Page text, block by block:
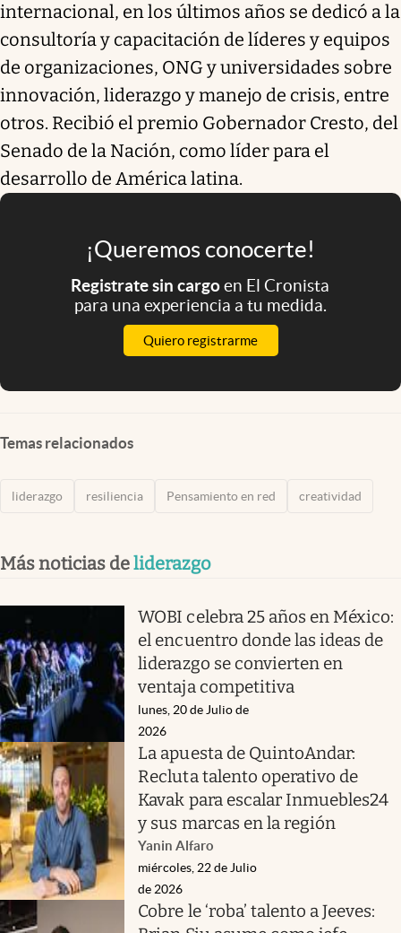
internacional, en los últimos años se dedicó a la
consultoría y capacitación de líderes y equipos
de organizaciones, ONG y universidades sobre
innovación, liderazgo y manejo de crisis, entre
otros. Recibió el premio Gobernador Cresto, del
Senado de la Nación, como líder para el
desarrollo de América latina.
¡Queremos conocerte!
Registrate sin cargoen El Cronista
para una experiencia a tu medida.
Quiero registrarme
Temas relacionados
liderazgo resiliencia Pensamiento en red creatividad
Más noticias deliderazgo
WOBI celebra 25 años en México:
el encuentro donde las ideas de
liderazgo se convierten en
ventaja competitiva
lunes, 20 de Julio de
2026
La apuesta de QuintoAndar:
Recluta talento operativo de
Kavak para escalar Inmuebles24
y sus marcas en la región
Yanin Alfaro
miércoles, 22 de Julio
de 2026
Cobre le ‘roba’ talento a Jeeves: